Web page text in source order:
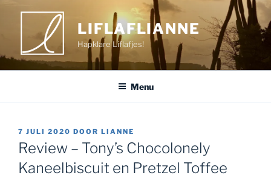
inhoud
LIFLAFLIANNE
Hapklare Liflafjes!
Menu
GEPLAATST
OP
7 JULI 2020 DOOR LIANNE
Review – Tony’s Chocolonely
Kaneelbiscuit en Pretzel Toffee